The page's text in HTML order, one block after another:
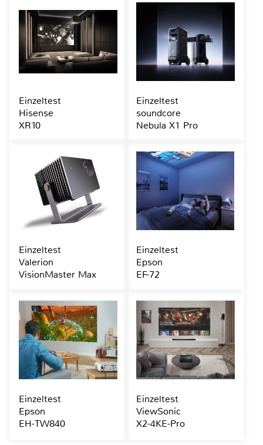
Einzeltest
Hisense
XR10
Einzeltest
soundcore
Nebula X1 Pro
Einzeltest
Valerion
VisionMaster Max
Einzeltest
Epson
EF-72
Einzeltest
Epson
EH-TW840
Einzeltest
ViewSonic
X2-4KE-Pro